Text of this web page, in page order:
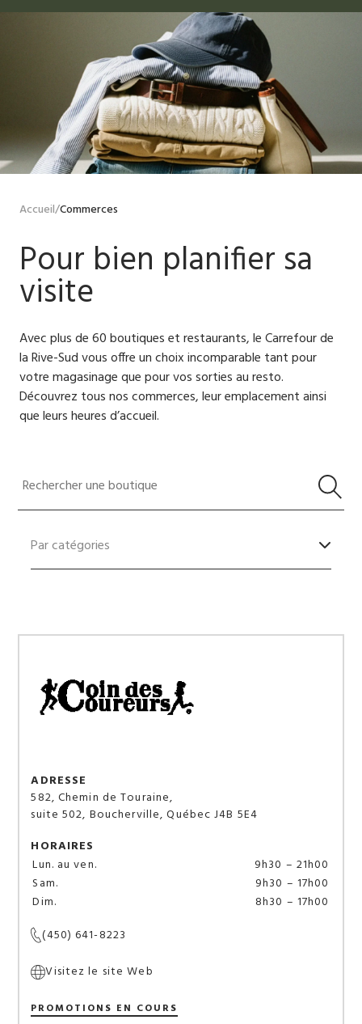
Accueil/Commerces
Pour bien planifier sa
visite
Avec plus de 60 boutiques et restaurants, le Carrefour de
la Rive-Sud vous offre un choix incomparable tant pour
votre magasinage que pour vos sorties au resto.
Découvrez tous nos commerces, leur emplacement ainsi
que leurs heures d’accueil.
Par catégories
Chaussures
Grandes surfaces
Maison & décoration intérieure
Mode
Musique et électronique
Santé & beauté
Services
ADRESSE
582, Chemin de Touraine,
suite 502, Boucherville, Québec J4B 5E4
HORAIRES
Lun. au ven.
9h30 – 21h00
Sam.
9h30 – 17h00
Dim.
8h30 – 17h00
(450) 641-8223
Visitez le site Web
PROMOTIONS EN COURS